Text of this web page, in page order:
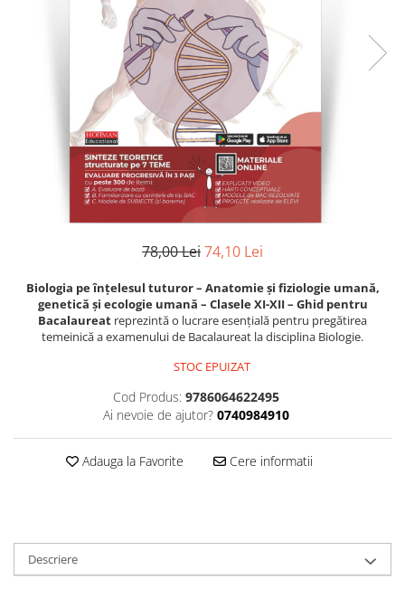
Universala
Universala
Non-fictiune
Publicistica / Reportaje / Interviuri
Stiinte umaniste
Istorie
Sociologie si filozofie
78,00 Lei74,10 Lei
Biologia pe înțelesul tuturor – Anatomie și fiziologie umană,
genetică și ecologie umană – Clasele XI-XII – Ghid pentru
Bacalaureat reprezintă o lucrare esențială pentru pregătirea
temeinică a examenului de Bacalaureat la disciplina Biologie.
STOC EPUIZAT
Cod Produs: 9786064622495
Ai nevoie de ajutor? 0740984910
Adauga la Favorite Cere informatii
Descriere